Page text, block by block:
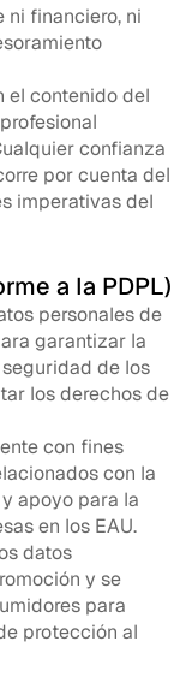
ni financiero, ni
el contenido del
confianza
por cuenta del
imperativas del
a la PDPL)
personales de
garantizar la
de los
los derechos de
con fines
con la
apoyo para la
en los EAU.
datos
y se
para
protección al